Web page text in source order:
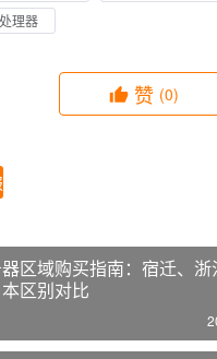
理器
赞 (0)
区域购买指南：宿迁、浙
区别对比